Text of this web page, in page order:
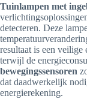
Tuinlampen met
detecteren. Deze
resultaat is een
terwijl de
bewegingssensoren
dat daadwerkelijk
energierekening.